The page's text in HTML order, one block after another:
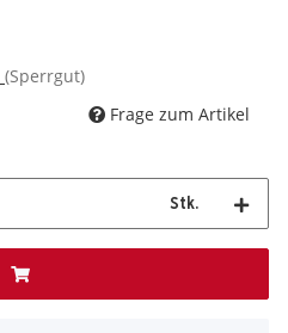
(Sperrgut)
Frage zum Artikel
Stk.